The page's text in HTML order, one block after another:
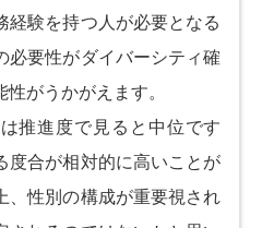
経験を持つ人が必要となる
必要性がダイバーシティ確
がうかがえます。
推進度で見ると中位です
度合が相対的に高いことが
、性別の構成が重要視され